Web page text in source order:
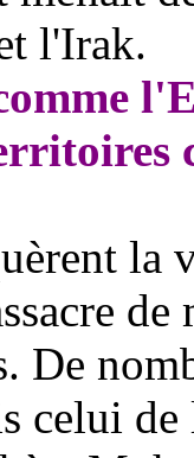
l'Irak.
la
De
celui